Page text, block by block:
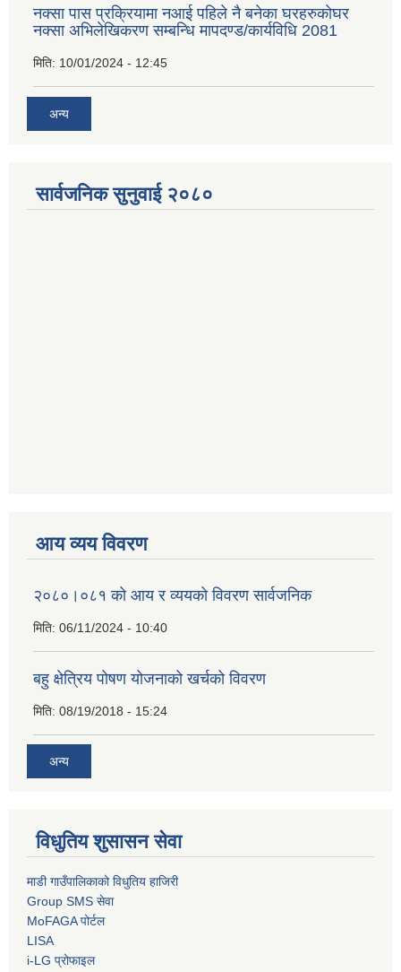
नक्सा पास प्रक्रियामा नआई पहिले नै बनेका घरहरुकोघर
नक्सा अभिलेखिकरण सम्बन्धि मापदण्ड/कार्यविधि 2081
मिति: 10/01/2024 - 12:45
अन्य
सार्वजनिक सुनुवाई २०८०
आय व्यय विवरण
२०८०।०८१ को आय र व्ययको विवरण सार्वजनिक
मिति: 06/11/2024 - 10:40
बहु क्षेत्रिय पोषण योजनाको खर्चको विवरण
मिति: 08/19/2018 - 15:24
अन्य
विधुतिय शुसासन सेवा
माडी गाउँपालिकाको विधुतिय हाजिरी
Group SMS सेवा
MoFAGA पोर्टल
LISA
i-LG प्रोफाइल